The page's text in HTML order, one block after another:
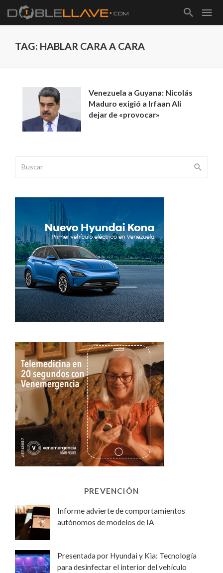
TAG: HABLAR CARA A CARA
Venezuela a Guyana: Nicolás
Maduro exigió a Irfaan Ali
dejar de «provocar»
PREVENCIÓN
Informe advierte de comportamientos
autónomos de modelos de IA
Presentada por Hyundai y Kia: Tecnología
para desinfectar el interior del vehículo